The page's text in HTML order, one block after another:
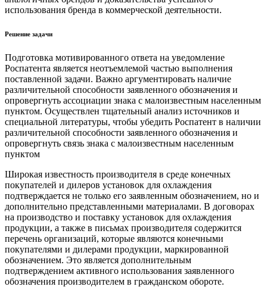
использования бренда в коммерческой деятельности.
Решение задачи
Подготовка мотивированного ответа на уведомление
Роспатента является неотъемлемой частью выполнения
поставленной задачи. Важно аргументировать наличие
различительной способности заявленного обозначения и
опровергнуть ассоциации знака с малоизвестным населенным
пунктом. Осуществлен тщательный анализ источников и
специальной литературы, чтобы убедить Роспатент в наличии
различительной способности заявленного обозначения и
опровергнуть связь знака с малоизвестным населенным
пунктом
Широкая известность производителя в среде конечных
покупателей и дилеров установок для охлаждения
подтверждается не только его заявленным обозначением, но и
дополнительно представленными материалами. В договорах
на производство и поставку установок для охлаждения
продукции, а также в письмах производителя содержится
перечень организаций, которые являются конечными
покупателями и дилерами продукции, маркированной
обозначением. Это является дополнительным
подтверждением активного использования заявленного
обозначения производителем в гражданском обороте.